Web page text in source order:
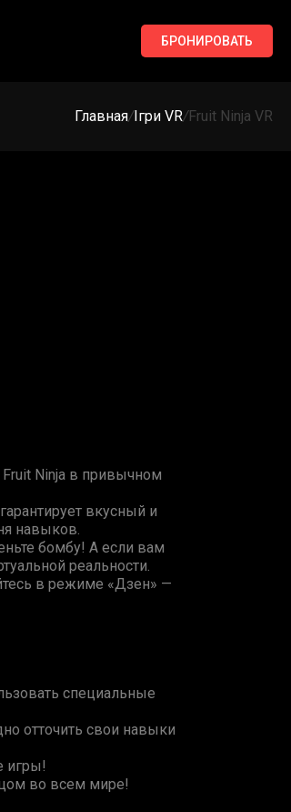
БРОНИРОВАТЬ
Главная/Ігри VR/Fruit Ninja VR
Fruit Ninja в привычном
вкусный и
навыков.
бомбу! А если вам
реальности.
в режиме «Дзен» —
специальные
отточить свои навыки
игры!
во всем мире!